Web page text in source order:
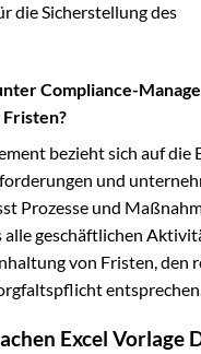
die Sicherstellung des
Compliance-
Fristen?
bezieht sich auf die
und
Prozesse und
alle geschäftlichen
von Fristen, den
Excel Vorlage